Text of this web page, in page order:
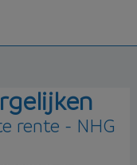
rente - NHG